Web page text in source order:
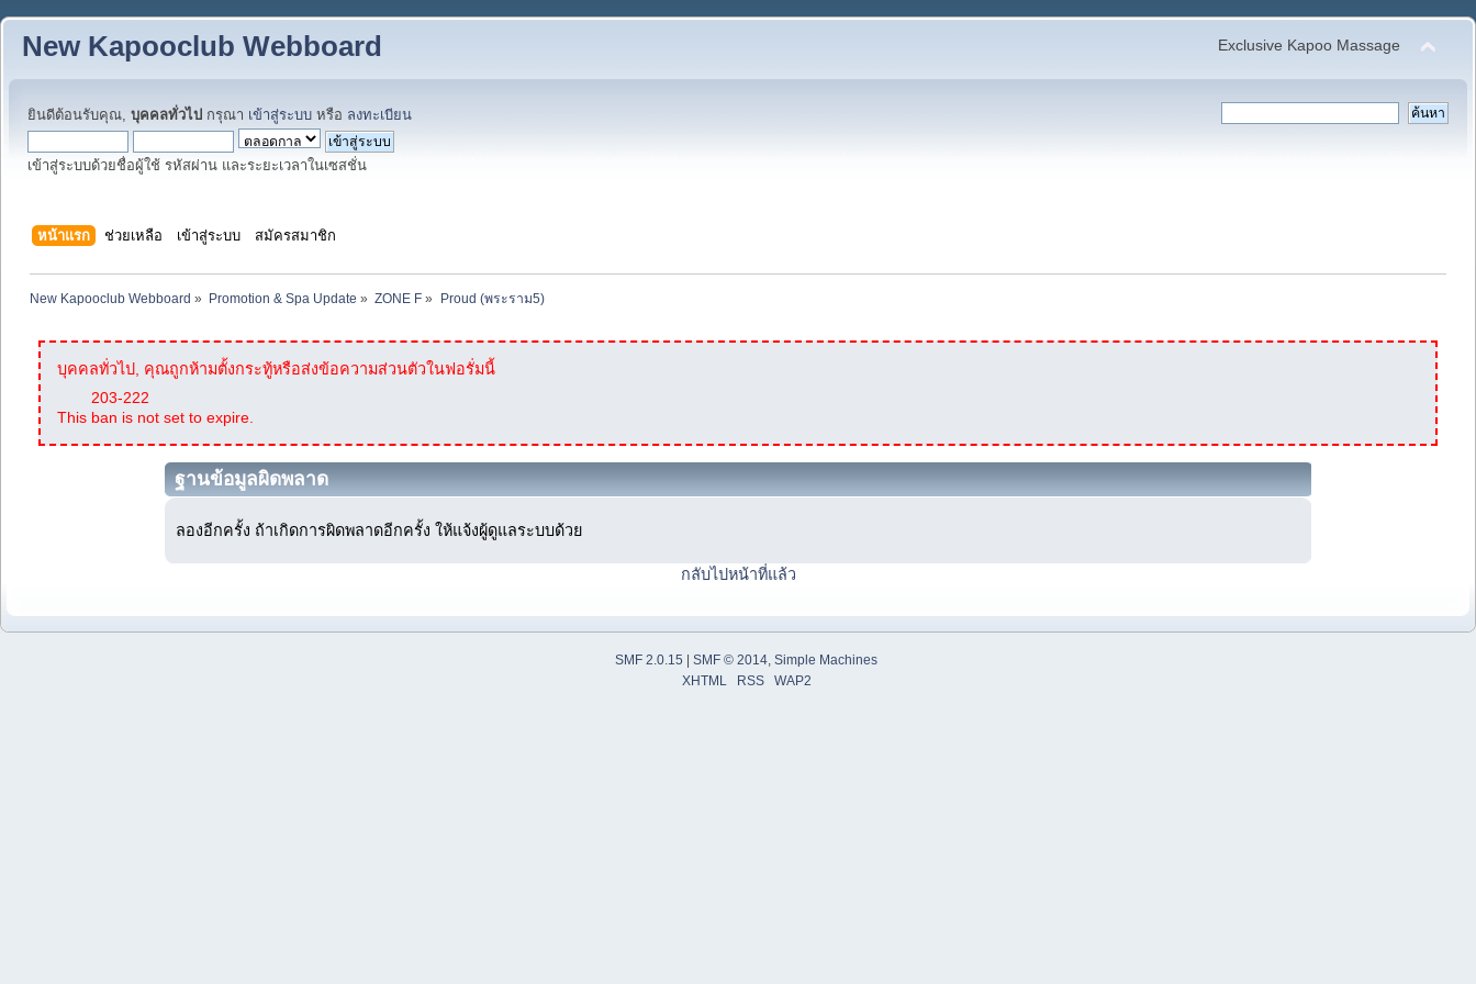
New Kapooclub Webboard Exclusive Kapoo Massage
ยินดีต้อนรับคุณ, บุคคลทั่วไป กรุณา เข้าสู่ระบบ หรือ ลงทะเบียน
เข้าสู่ระบบด้วยชื่อผู้ใช้ รหัสผ่าน และระยะเวลาในเซสชั่น
หน้าแรก ช่วยเหลือ เข้าสู่ระบบ สมัครสมาชิก
New Kapooclub Webboard » Promotion & Spa Update » ZONE F » Proud (พระราม5)
บุคคลทั่วไป, คุณถูกห้ามตั้งกระทู้หรือส่งข้อความส่วนตัวในฟอรั่มนี้
203-222
This ban is not set to expire.
ฐานข้อมูลผิดพลาด
ลองอีกครั้ง ถ้าเกิดการผิดพลาดอีกครั้ง ให้แจ้งผู้ดูแลระบบด้วย
กลับไปหน้าที่แล้ว
SMF 2.0.15 SMF © 2014 Simple Machines
XHTML
RSS WAP2